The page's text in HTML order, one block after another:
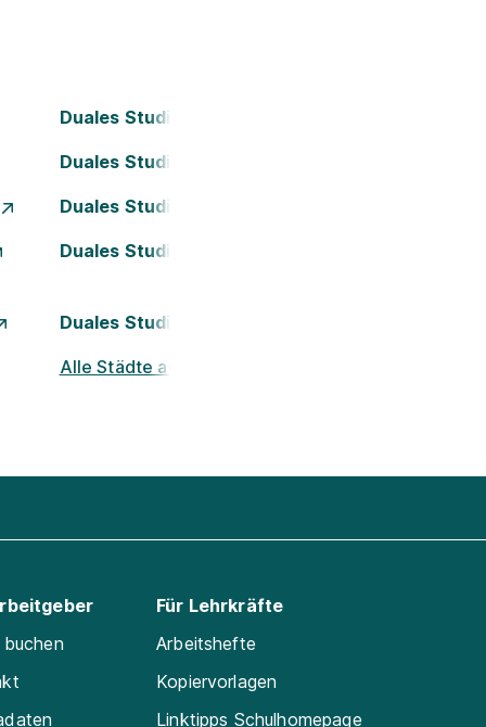
Duales Studium Bielefeld
Duales Studium Darmstadt
Duales Studium Essen
Duales Studium Kassel
Duales Studium München
Alle Städte ansehen
Für Lehrkräfte
Arbeitshefte
Kopiervorlagen
Linktipps Schulhomepage